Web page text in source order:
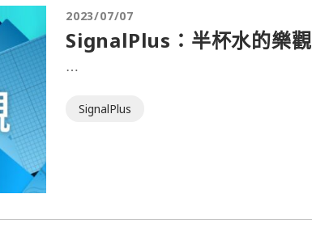
2023/07/07
SignalPlus：半杯水的樂觀
⋯
SignalPlus